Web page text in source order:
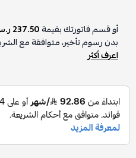
أو قسم فاتورتك بقيمة237.50 ر.س
بدون رسوم تأخير، متوافقة مع
اعرف أكثر